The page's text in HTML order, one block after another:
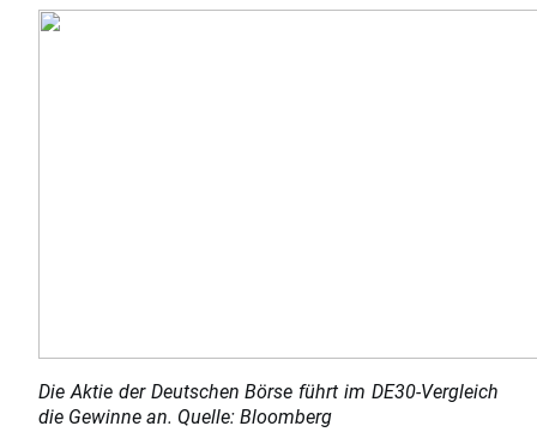
Die Aktie der Deutschen Börse führt im DE30-Vergleich
die Gewinne an. Quelle: Bloomberg